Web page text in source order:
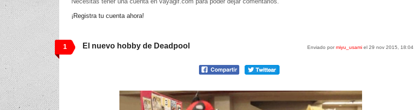
¡Registra tu cuenta ahora!
1 Enviado pormiyu_usami el 29 nov 2015, 18:04
El nuevo hobby de Deadpool